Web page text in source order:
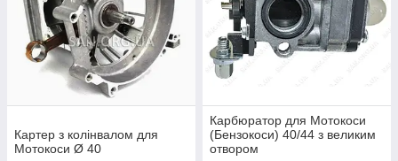
Картер з колінвалом для
Мотокоси Ø 40
Карбюратор для Мотокоси
(Бензокоси) 40/44 з великим
отвором